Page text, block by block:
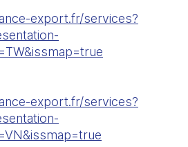
export.fr/services?
export.fr/services?